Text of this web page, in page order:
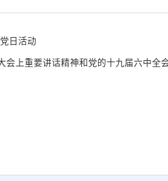
日活动
上重要讲话精神和党的十九届六中全